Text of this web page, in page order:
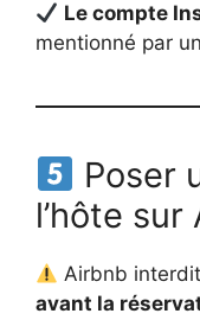
Le compte
mentionné par
Poser
l’hôte sur
Airbnb
avant la